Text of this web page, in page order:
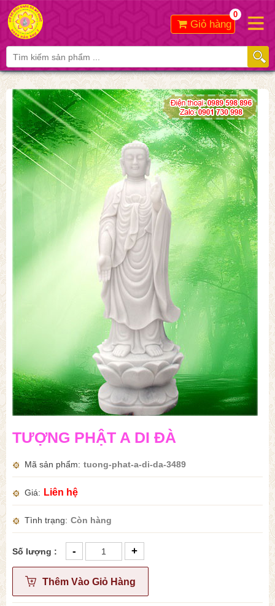
Giỏ hàng
0
TƯỢNG PHẬT A DI ĐÀ
Mã sản phẩm tuong-phat-a-di-da-3489
Giá Liên hệ
Tình trạng Còn hàng
Số lượng : - +
Thêm Vào Giỏ Hàng